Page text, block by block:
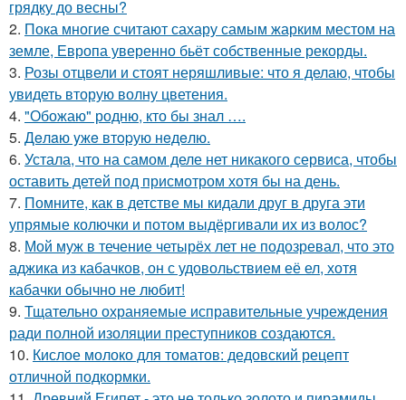
грядку до весны?
2. Пока многие считают сахару самым жарким местом на
земле, Европа уверенно бьёт собственные рекорды.
3. Розы отцвели и стоят неряшливые: что я делаю, чтобы
увидеть вторую волну цветения.
4. "Обожаю" родню, кто бы знал ….
5. Дeлaю yжe втopую нeдeлю.
6. Устала, что на самом деле нет никакого сервиса, чтобы
оставить детей под присмотром хотя бы на день.
7. Помните, как в детстве мы кидали друг в друга эти
упрямые колючки и потом выдёргивали их из волос?
8. Мой муж в течение четырёх лет не подозревал, что это
аджика из кабачков, он с удовольствием её ел, хотя
кабачки обычно не любит!
9. Тщательно охраняемые исправительные учреждения
ради полной изоляции преступников создаются.
10. Кислое молоко для томатов: дедовский рецепт
отличной подкормки.